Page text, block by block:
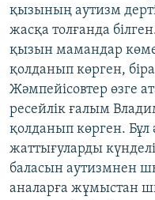
қызының аутизм
жасқа толғанда
қызын мамандар
қолданып көрген,
Жәмпейісовтер өзге
ресейлік ғалым
қолданып көрген.
жаттығуларды
баласын аутизмнен
аналарға жұмыстан